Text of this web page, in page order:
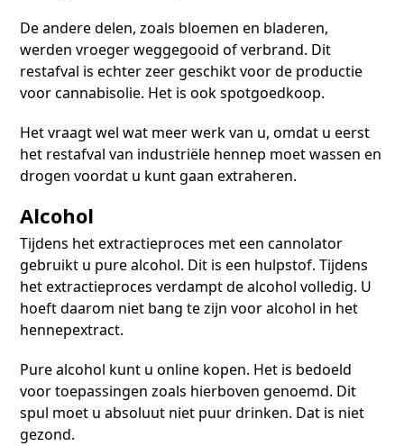
De andere delen, zoals bloemen en bladeren,
werden vroeger weggegooid of verbrand. Dit
restafval is echter zeer geschikt voor de productie
voor cannabisolie. Het is ook spotgoedkoop.
Het vraagt wel wat meer werk van u, omdat u eerst
het restafval van industriële hennep moet wassen en
drogen voordat u kunt gaan extraheren.
Alcohol
Tijdens het extractieproces met een cannolator
gebruikt u pure alcohol. Dit is een hulpstof. Tijdens
het extractieproces verdampt de alcohol volledig. U
hoeft daarom niet bang te zijn voor alcohol in het
hennepextract.
Pure alcohol kunt u online kopen. Het is bedoeld
voor toepassingen zoals hierboven genoemd. Dit
spul moet u absoluut niet puur drinken. Dat is niet
gezond.